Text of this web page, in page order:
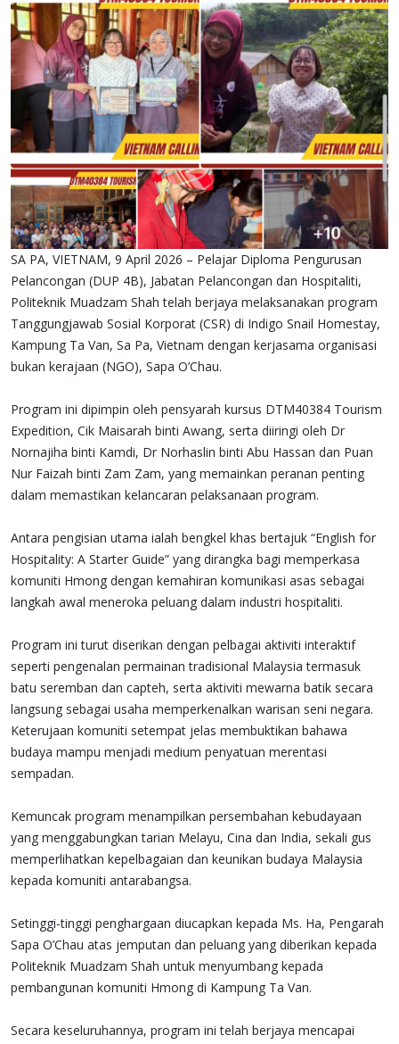
SA PA, VIETNAM, 9 April 2026 – Pelajar Diploma Pengurusan
Pelancongan (DUP 4B), Jabatan Pelancongan dan Hospitaliti,
Politeknik Muadzam Shah telah berjaya melaksanakan program
Tanggungjawab Sosial Korporat (CSR) di Indigo Snail Homestay,
Kampung Ta Van, Sa Pa, Vietnam dengan kerjasama organisasi
bukan kerajaan (NGO), Sapa O’Chau.
Program ini dipimpin oleh pensyarah kursus DTM40384 Tourism
Expedition, Cik Maisarah binti Awang, serta diiringi oleh Dr
Nornajiha binti Kamdi, Dr Norhaslin binti Abu Hassan dan Puan
Nur Faizah binti Zam Zam, yang memainkan peranan penting
dalam memastikan kelancaran pelaksanaan program.
Antara pengisian utama ialah bengkel khas bertajuk “English for
Hospitality: A Starter Guide” yang dirangka bagi memperkasa
komuniti Hmong dengan kemahiran komunikasi asas sebagai
langkah awal meneroka peluang dalam industri hospitaliti.
Program ini turut diserikan dengan pelbagai aktiviti interaktif
seperti pengenalan permainan tradisional Malaysia termasuk
batu seremban dan capteh, serta aktiviti mewarna batik secara
langsung sebagai usaha memperkenalkan warisan seni negara.
Keterujaan komuniti setempat jelas membuktikan bahawa
budaya mampu menjadi medium penyatuan merentasi
sempadan.
Kemuncak program menampilkan persembahan kebudayaan
yang menggabungkan tarian Melayu, Cina dan India, sekali gus
memperlihatkan kepelbagaian dan keunikan budaya Malaysia
kepada komuniti antarabangsa.
Setinggi-tinggi penghargaan diucapkan kepada Ms. Ha, Pengarah
Sapa O’Chau atas jemputan dan peluang yang diberikan kepada
Politeknik Muadzam Shah untuk menyumbang kepada
pembangunan komuniti Hmong di Kampung Ta Van.
Secara keseluruhannya, program ini telah berjaya mencapai